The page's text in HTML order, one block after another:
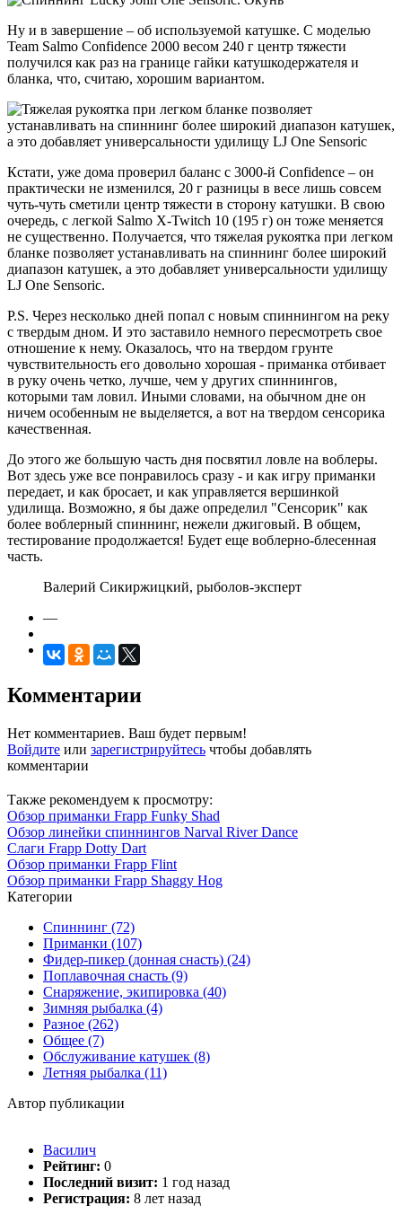
Ну и в завершение – об используемой катушке. С моделью
Team Salmo Confidence 2000 весом 240 г центр тяжести
получился как раз на границе гайки катушкодержателя и
бланка, что, считаю, хорошим вариантом.
Кстати, уже дома проверил баланс с 3000-й Confidence – он
практически не изменился, 20 г разницы в весе лишь совсем
чуть-чуть сметили центр тяжести в сторону катушки. В свою
очередь, с легкой Salmo X-Twitch 10 (195 г) он тоже меняется
не существенно. Получается, что тяжелая рукоятка при легком
бланке позволяет устанавливать на спиннинг более широкий
диапазон катушек, а это добавляет универсальности удилищу
LJ One Sensoric.
P.S. Через несколько дней попал с новым спиннингом на реку
с твердым дном. И это заставило немного пересмотреть свое
отношение к нему. Оказалось, что на твердом грунте
чувствительность его довольно хорошая - приманка отбивает
в руку очень четко, лучше, чем у других спиннингов,
которыми там ловил. Иными словами, на обычном дне он
ничем особенным не выделяется, а вот на твердом сенсорика
качественная.
До этого же большую часть дня посвятил ловле на воблеры.
Вот здесь уже все понравилось сразу - и как игру приманки
передает, и как бросает, и как управляется вершинкой
удилища. Возможно, я бы даже определил "Сенсорик" как
более воблерный спиннинг, нежели джиговый. В общем,
тестирование продолжается! Будет еще воблерно-блесенная
часть.
Валерий Сикиржицкий, рыболов-эксперт
—
Комментарии
Нет комментариев. Ваш будет первым!
Войдите или зарегистрируйтесь чтобы добавлять
комментарии
Также рекомендуем к просмотру:
Обзор приманки Frapp Funky Shad
Обзор линейки спиннингов Narval River Dance
Слаги Frapp Dotty Dart
Обзор приманки Frapp Flint
Обзор приманки Frapp Shaggy Hog
Категории
Спиннинг (72)
Приманки (107)
Фидер-пикер (донная снасть) (24)
Поплавочная снасть (9)
Снаряжение, экипировка (40)
Зимняя рыбалка (4)
Разное (262)
Общее (7)
Обслуживание катушек (8)
Летняя рыбалка (11)
Автор публикации
Василич
Рейтинг: 0
Последний визит: 1 год назад
Регистрация: 8 лет назад